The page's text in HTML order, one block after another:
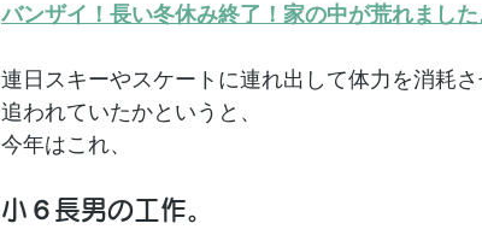
バンザイ！長い冬休み終了！家の中が荒れました
連日スキーやスケートに連れ出して体力を消耗
追われていたかというと、
今年はこれ、
小６長男の工作。